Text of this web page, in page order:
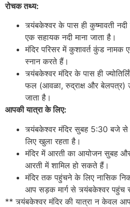
रोचक तथ्य:
त्र्यंबकेश्वर के पास ही कुष्मावती
एक सहायक नदी माना जाता है।
मंदिर परिसर में कुशावर्त कुंड नामक
स्नान करते हैं।
त्र्यंबकेश्वर मंदिर के पास ही
फल (आवळा, रुद्राक्ष और बेलपत्र)
जाता है।
आपकी यात्रा के लिए:
त्र्यंबकेश्वर मंदिर सुबह 5:30 बजे
लिए खुला रहता है।
मंदिर में आरती का आयोजन सुबह
आरती में शामिल हो सकते हैं।
मंदिर तक पहुंचने के लिए नासिक
आप सड़क मार्ग से त्र्यंबकेश्वर पहुंच
** त्र्यंबकेश्वर मंदिर की यात्रा न केवल